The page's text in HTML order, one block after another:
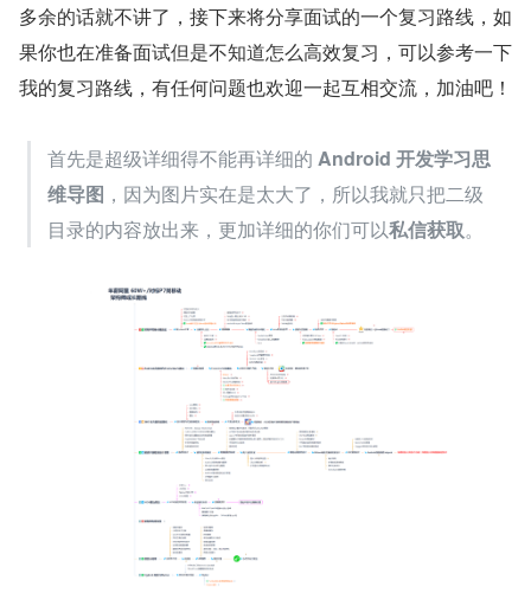
多余的话就不讲了，接下来将分享面试的一个复习路线，如
果你也在准备面试但是不知道怎么高效复习，可以参考一下
我的复习路线，有任何问题也欢迎一起互相交流，加油吧！
首先是超级详细得不能再详细的 Android 开发学习思
维导图 ，因为图片实在是太大了，所以我就只把二级
目录的内容放出来，更加详细的你们可以私信获取。